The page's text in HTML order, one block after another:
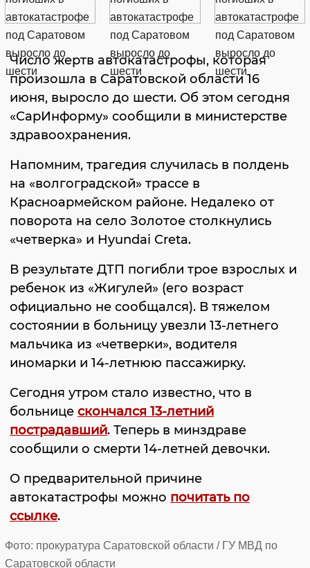
Число жертв автокатастрофы, которая
произошла в Саратовской области 16
июня, выросло до шести. Об этом сегодня
«СарИнформу» сообщили в министерстве
здравоохранения.
Напомним, трагедия случилась в полдень
на «волгоградской» трассе в
Красноармейском районе. Недалеко от
поворота на село Золотое столкнулись
«четверка» и Hyundai Creta.
В результате ДТП погибли трое взрослых и
ребенок из «Жигулей» (его возраст
официально не сообщался). В тяжелом
состоянии в больницу увезли 13-летнего
мальчика из «четверки», водителя
иномарки и 14-летнюю пассажирку.
Сегодня утром стало известно, что в
больнице скончался 13-летний
пострадавший. Теперь в минздраве
сообщили о смерти 14-летней девочки.
О предварительной причине
автокатастрофы можно почитать по
ссылке.
Фото: прокуратура Саратовской области / ГУ МВД по
Саратовской области